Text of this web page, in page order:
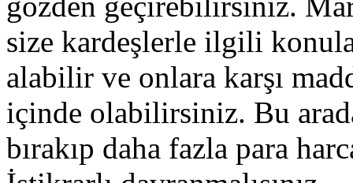
size kardeşlerle ilgili
alabilir ve onlara karşı
içinde olabilirsiniz. Bu
bırakıp daha fazla para